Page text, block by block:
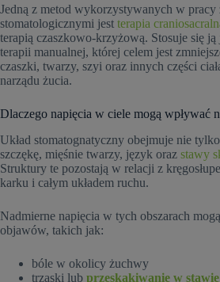
Jedną z metod wykorzystywanych w pracy
stomatologicznymi jest terapia
terapią czaszkowo-krzyżową. Stosuje się
terapii manualnej, której celem jest
czaszki, twarzy, szyi oraz innych części
narządu żucia.
Dlaczego napięcia w ciele mogą wpływać
Układ stomatognatyczny obejmuje nie
szczękę, mięśnie twarzy, język oraz stawy
Struktury te pozostają w relacji z
karku i całym układem ruchu.
Nadmierne napięcia w tych obszarach
objawów, takich jak:
bóle w okolicy żuchwy
trzaski lub przeskakiwanie w